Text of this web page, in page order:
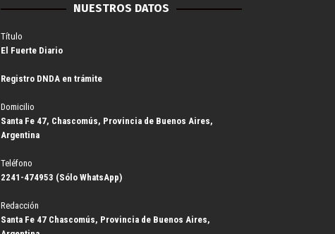
NUESTROS DATOS
Título
El Fuerte Diario
Registro DNDA en trámite
Domicilio
Santa Fe 47, Chascomús, Provincia de Buenos Aires,
Argentina
Teléfono
2241-474953 (Sólo WhatsApp)
Redacción
Santa Fe 47 Chascomús, Provincia de Buenos Aires,